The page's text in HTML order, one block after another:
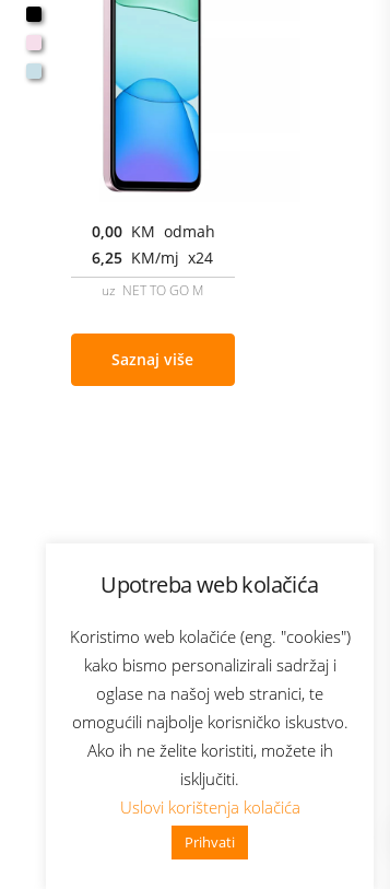
Upotreba web kolačića
Koristimo web kolačiće (eng. "cookies")
kako bismo personalizirali sadržaj i
oglase na našoj web stranici, te
omogućili najbolje korisničko iskustvo.
Ako ih ne želite koristiti, možete ih
isključiti.
Uslovi korištenja kolačića
Prihvati
👋 Zdravo, kako mogu pomoći?
0,00 KM odmah
6,25 KM/mj x24
uz NET TO GO M
Saznaj više
Bonus plus
Prijava za newsletter